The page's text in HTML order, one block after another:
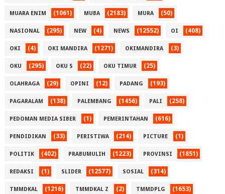
MUARA ENIM (1061) MUBA (2183) MURA (50)
NASIONAL (295) NEW (4) NEWS (12552) OI (408)
OKI (4) OKI MANDIRA (1271) OKIMANDIRA (3)
OKU (295) OKU S (22) OKU TIMUR (25)
OLAHRAGA (29) OPINI (12) PADANG (193)
PAGARALAM (138) PALEMBANG (1456) PALI (258)
PEDOMAN MEDIA SIBER (1) PEMERINTAHAN (616)
PENDIDIKAN (33) PERISTIWA (214) PICTURE (1)
POLITIK (402) PRABUMULIH (1223) PROVINSI (1851)
REDAKSI (1) SLIDER (12577) SOSIAL (314)
TMMDKAL (1216) TMMDKAL Z (2) TMMDPLG (1653)